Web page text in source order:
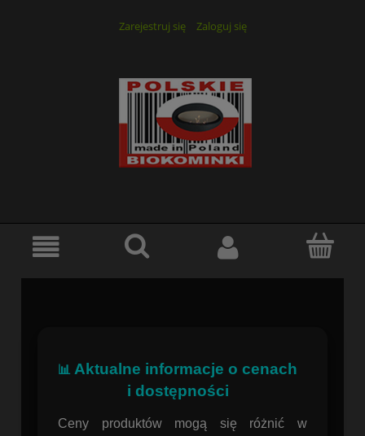
Zarejestruj się Zaloguj się
📊 Aktualne informacje o cenach
i dostępności
Ceny produktów mogą się różnić w